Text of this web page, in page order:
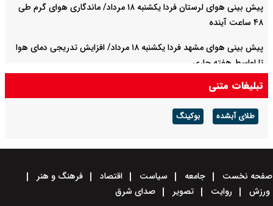
پیش بینی هوای لرستان فردا یکشنبه ۱۸ مرداد/ ماندگاری هوای گرم طی
۴۸ ساعت آینده
پیش بینی هوای مشهد فردا یکشنبه ۱۸ مرداد/ افزایش تدریجی دمای هوا
تا اواسط هفته جاری
تبلیغات متنی
طلای آبشده بوکینگ
صفحه نخست جامعه سیاست اقتصاد
فرهنگ و هنر
ورزش
روایت تصویر صدای شرق